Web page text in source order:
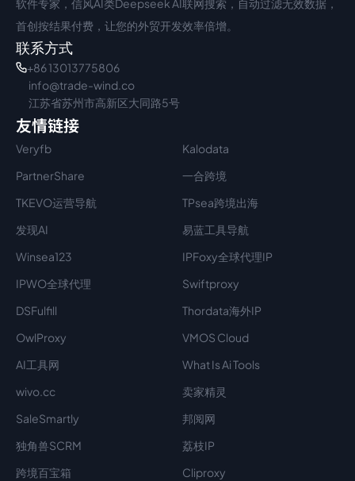
软件专家，信风AI类Deepseek AI联网搜索，自动过滤无效数据，
首创按结果付费，让您的外贸开发效率倍增。
联系方式
+86 13013775806
info@trade-wind.co
江苏省苏州市高新区大同路5号
友情链接
Veryfb
Kalodata
PartnerShare
一合跨境
TKEVO运营导航
TPsea跨境出海
发现AI
易蓝工具导航
Winsea123
IPFoxy全球代理IP
IPWO全球代理
Swiftproxy
DSFulfill
Thordata海外IP
OwlProxy
VMOS Cloud
AI工具网
What Is Ai Tools
wivo.cc
卖家精灵
SaleSmartly
邦阅网
独角兽SCRM
荔枝IP
跨境百宝箱
Cliproxy